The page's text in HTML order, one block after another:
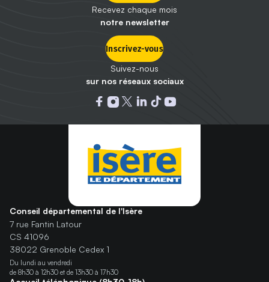
Recevez chaque mois
notre newsletter
Inscrivez-vous
Suivez-nous
sur nos réseaux sociaux
Conseil départemental de l'Isère
7 rue Fantin Latour
CS 41096
38022 Grenoble Cedex 1
Du lundi au vendredi
de 8h30 à 12h30 et de 13h30 à 17h30